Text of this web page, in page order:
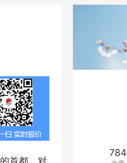
784